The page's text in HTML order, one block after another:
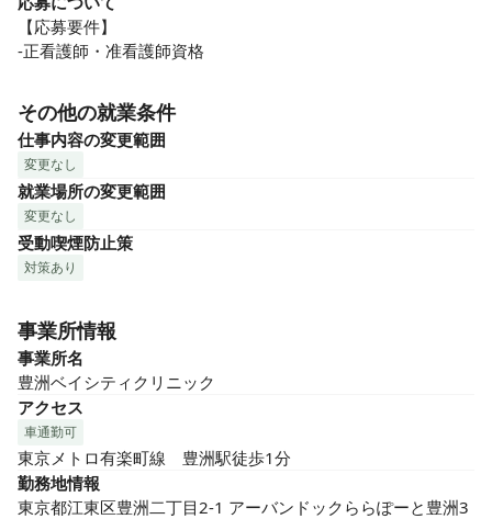
【応募要件】
-正看護師・准看護師資格
その他の就業条件
仕事内容の変更範囲
変更なし
就業場所の変更範囲
変更なし
受動喫煙防止策
対策あり
事業所情報
事業所名
豊洲ベイシティクリニック
アクセス
車通勤可
東京メトロ有楽町線　豊洲駅徒歩1分
勤務地情報
東京都江東区豊洲二丁目2-1 アーバンドックららぽーと豊洲3